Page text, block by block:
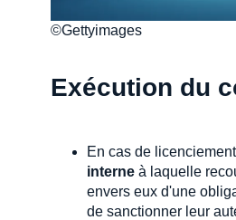
©Gettyimages
Exécution du
En cas de
interne à laquelle
envers eux d'une
de sanctionner leur